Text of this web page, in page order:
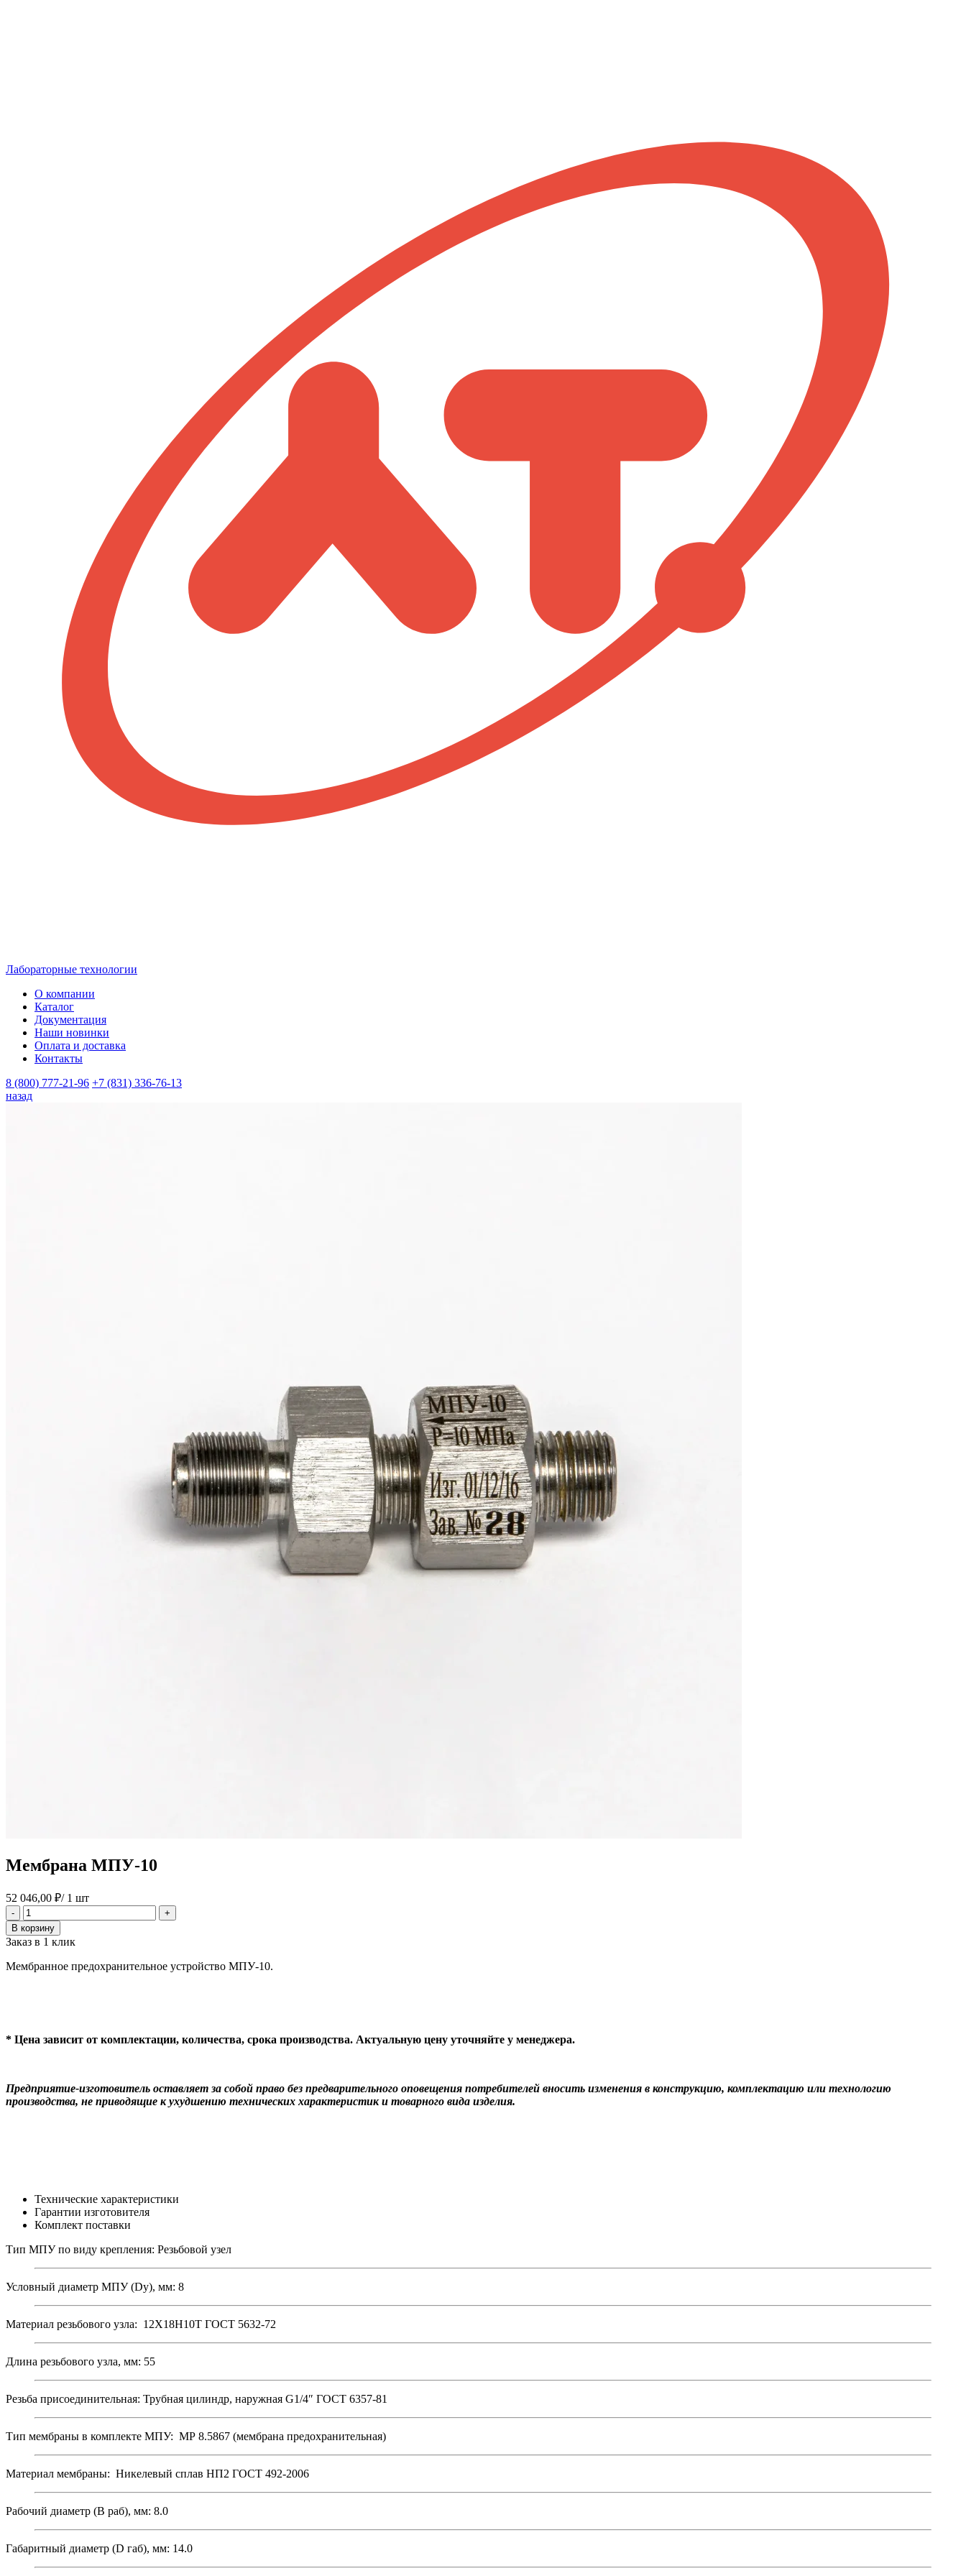
Лабораторные технологии
О компании
Каталог
Документация
Наши новинки
Оплата и доставка
Контакты
8 (800) 777-21-96 +7 (831) 336-76-13
назад
Мембрана МПУ-10
52 046,00 ₽/ 1 шт
-
Количество
товара
Мембрана
МПУ-10
+
В корзину
Заказ в 1 клик
Мембранное предохранительное устройство МПУ-10.
* Цена зависит от комплектации, количества, срока производства. Актуальную цену уточняйте у менеджера.
Предприятие-изготовитель оставляет за собой право без предварительного оповещения потребителей вносить изменения в конструкцию, комплектацию или технологию
производства, не приводящие к ухудшению технических характеристик и товарного вида изделия.
Технические характеристики
Гарантии изготовителя
Комплект поставки
Тип МПУ по виду крепления: Резьбовой узел
Условный диаметр МПУ (Dy), мм: 8
Материал резьбового узла: 12Х18Н10Т ГОСТ 5632-72
Длина резьбового узла, мм: 55
Резьба присоединительная: Трубная цилиндр, наружная G1/4″ ГОСТ 6357-81
Тип мембраны в комплекте МПУ: МР 8.5867 (мембрана предохранительная)
Материал мембраны: Никелевый сплав НП2 ГОСТ 492-2006
Рабочий диаметр (В раб), мм: 8.0
Габаритный диаметр (D габ), мм: 14.0